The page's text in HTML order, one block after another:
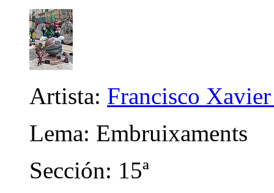
Artista: Francisco
Lema: Embruixaments
Sección: 15ª